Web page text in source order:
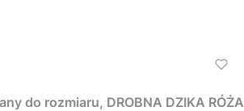
do rozmiaru, DROBNA DZIKA RÓŻA